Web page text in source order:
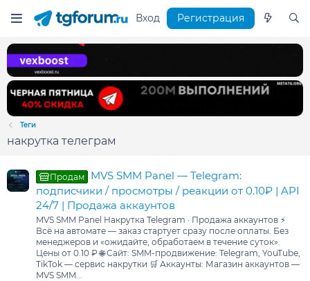
Вход Регистрация
Теги
накрутка телеграм
Продам
MVS SMM Panel — Telegram:
подписчики / просмотры / реакции от 0.10₽ | API
24/7 | Продажа аккаунтов
MVS SMM Panel Накрутка Telegram · Продажа аккаунтов ⚡
Всё на автомате — заказ стартует сразу после оплаты. Без
менеджеров и «ожидайте, обработаем в течение суток».
Цены от 0.10 ₽ 🌐 Сайт: SMM‑продвижение: Telegram, YouTube,
TikTok — сервис накрутки 🛒 Аккаунты: Магазин аккаунтов —
MVS SMM...